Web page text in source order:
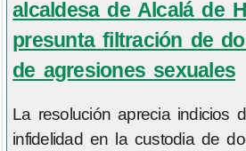
alcaldesa de Alcalá de
presunta filtración de
de agresiones sexuales
La resolución aprecia indicios
infidelidad en la custodia de